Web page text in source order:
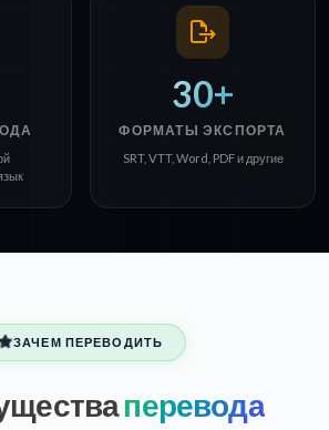
30+
ФОРМАТЫ ЭКСПОРТА
SRT, VTT, Word, PDF и другие
ЗАЧЕМ ПЕРЕВОДИТЬ
перевода